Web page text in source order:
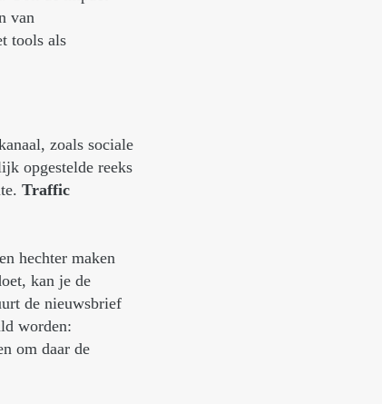
van
tools als
zoals sociale
opgestelde reeks
Traffic
hechter maken
kan je de
de nieuwsbrief
worden:
om daar de